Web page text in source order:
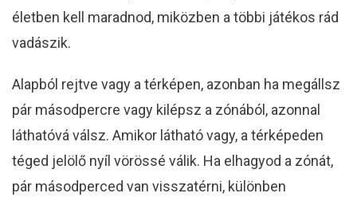
életben kell maradnod, miközben a többi játékos rád
vadászik.
Alapból rejtve vagy a térképen, azonban ha megállsz
pár másodpercre vagy kilépsz a zónából, azonnal
láthatóvá válsz. Amikor látható vagy, a térképeden
téged jelölő nyíl vörössé válik. Ha elhagyod a zónát,
pár másodperced van visszatérni, különben